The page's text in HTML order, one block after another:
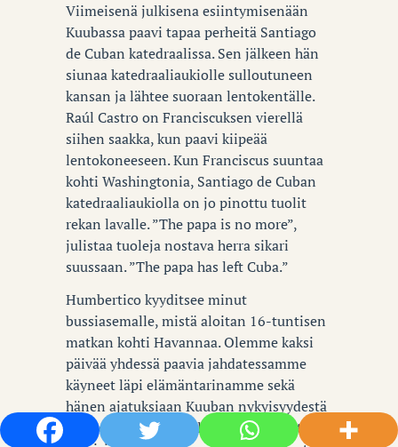
Viimeisenä julkisena esiintymisenään
Kuubassa paavi tapaa perheitä Santiago
de Cuban katedraalissa. Sen jälkeen hän
siunaa katedraaliaukiolle sulloutuneen
kansan ja lähtee suoraan lentokentälle.
Raúl Castro on Franciscuksen vierellä
siihen saakka, kun paavi kiipeää
lentokoneeseen. Kun Franciscus suuntaa
kohti Washingtonia, Santiago de Cuban
katedraaliaukiolla on jo pinottu tuolit
rekan lavalle. ”The papa is no more”,
julistaa tuoleja nostava herra sikari
suussaan. ”The papa has left Cuba.”
Humbertico kyyditsee minut
bussiasemalle, mistä aloitan 16-tuntisen
matkan kohti Havannaa. Olemme kaksi
päivää yhdessä paavia jahdatessamme
käyneet läpi elämäntarinamme sekä
hänen ajatuksiaan Kuuban nykyisyydestä
ja tulevaisuudesta. Olemme uupuneita,